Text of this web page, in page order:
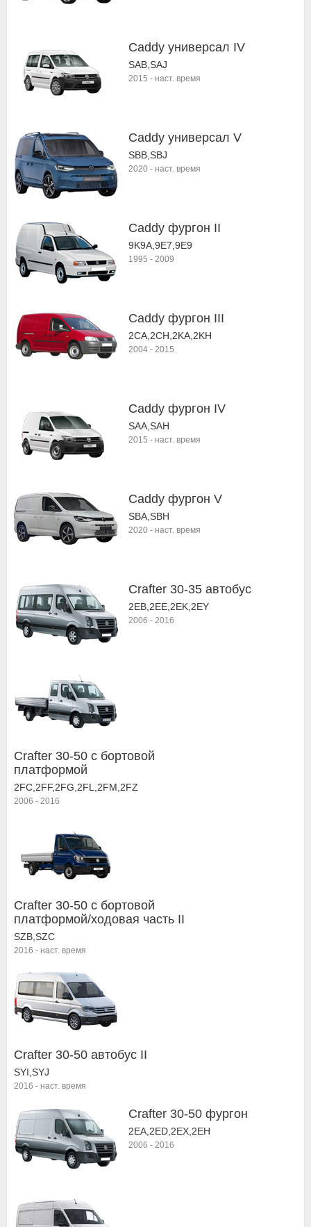
Caddy универсал IV
SAB,SAJ
2015 - наст. время
Caddy универсал V
SBB,SBJ
2020 - наст. время
Caddy фургон II
9K9A,9E7,9E9
1995 - 2009
Caddy фургон III
2CA,2CH,2KA,2KH
2004 - 2015
Caddy фургон IV
SAA,SAH
2015 - наст. время
Caddy фургон V
SBA,SBH
2020 - наст. время
Crafter 30-35 автобус
2EB,2EE,2EK,2EY
2006 - 2016
Crafter 30-50 c бортовой
платформой
2FC,2FF,2FG,2FL,2FM,2FZ
2006 - 2016
Crafter 30-50 c бортовой
платформой/ходовая часть II
SZB,SZC
2016 - наст. время
Crafter 30-50 автобус II
SYI,SYJ
2016 - наст. время
Crafter 30-50 фургон
2EA,2ED,2EX,2EH
2006 - 2016